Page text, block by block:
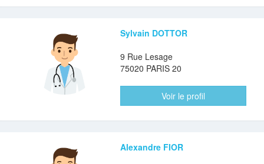
Sylvain DOTTOR
9 Rue Lesage
75020 PARIS 20
Voir le profil
Alexandre FIOR